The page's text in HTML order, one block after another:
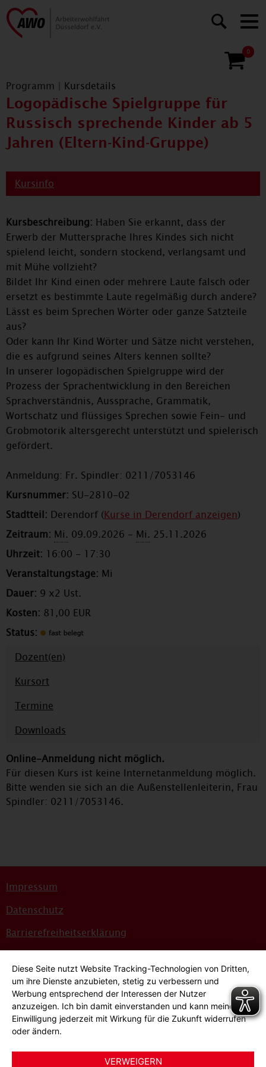
0
Programm Kursdetails
Logopädische Spielgruppe für
Russisch sprechende Kinder ab 5
Jahren (Eltern-Kind-Gruppe)
Kursinfo
Kursbeschreibung: Haben Sie erkannt, dass der
Erwerb der Muttersprache Ihres Kindes sich nicht
spielend leicht, sondern stockend, verlangsamt und
mit Mühe vollzieht?
Bildet Ihr Kind einen oder mehrere Laute falsch oder
ersetzt es bestimmte Laute regelmäßig durch andere?
Lässt es beim Sprechen Wörter oder ganze Satzteile
aus?
Oder kann Ihr Kind Wörter und Sätze nicht verstehen,
die es aufgrund seines Alters kennen sollte?
In unserer logopädischen Spielgruppe wird der
Prozess der Sprachentwicklung in den Bereichen
Sprachverständnis, Aussprache, Grammatik,
Wortschatz und flüssiges Sprechen sowie Fein- und
Grobmotorik altersgerecht unterstützt und spielerisch
gefördert.
Anmeldung: Fr. Spindler: 0211/7053146
Kursnummer: SU-2810-02
Stadtteil: Derendorf (Kurse in Derendorf anzeigen)
Zeitraum: Mi. 09.09.2026 - Mi. 25.11.2026
Uhrzeit: 16:00 - 17:30
Veranstaltungstage: Mi
Dauer: 9 x2 Ust.
Kosten: 81,00 EUR
Status:
Dozent(en)
Kursort
Termine
Downloads
Online-Anmeldung nicht möglich.
Für diesen Kurs ist keine Internetanmeldung möglich.
Bitte wenden sie sich an die Außenstellenleiterin, Frau
Spindler: 0211/7053146.
Impressum
Datenschutz
Barrierefreiheitserklärung
Bildnachweise
Hinweisgeber*innensystem
Cookie-Einstellungen
Diese Seite nutzt Website Tracking-Technologien von Dritten,
um ihre Dienste anzubieten, stetig zu verbessern und
Werbung entsprechend der Interessen der Nutzer
anzuzeigen. Ich bin damit einverstanden und kann meine
Einwilligung jederzeit mit Wirkung für die Zukunft widerrufen
oder ändern.
VERWEIGERN